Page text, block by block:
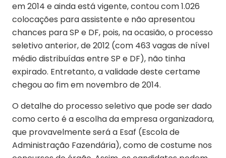
em 2014 e ainda está vigente, contou com 1.026
colocações para assistente e não apresentou
chances para SP e DF, pois, na ocasião, o processo
seletivo anterior, de 2012 (com 463 vagas de nível
médio distribuídas entre SP e DF), não tinha
expirado. Entretanto, a validade deste certame
chegou ao fim em novembro de 2014.
O detalhe do processo seletivo que pode ser dado
como certo é a escolha da empresa organizadora,
que provavelmente será a Esaf (Escola de
Administração Fazendária), como de costume nos